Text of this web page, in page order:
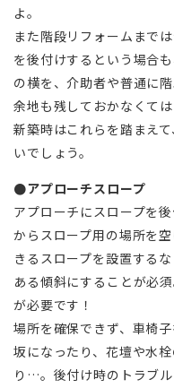
よ。
また階段リフォームまで
を後付けするという場合
の横を、介助者や普通に
余地も残しておかなくては
新築時はこれらを踏まえ
いでしょう。
●アプローチスロープ
アプローチにスロープを
からスロープ用の場所を
きるスロープを設置する
ある傾斜にすることが必
が必要です！
場所を確保できず、車椅
坂になったり、花壇や水
り…。後付け時のトラブ